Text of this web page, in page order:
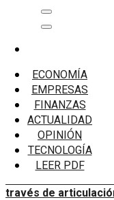
Menú
principal
ECONOMÍA
EMPRESAS
FINANZAS
ACTUALIDAD
OPINIÓN
TECNOLOGÍA
LEER PDF
Empresas
La inserción
de articulación
través de